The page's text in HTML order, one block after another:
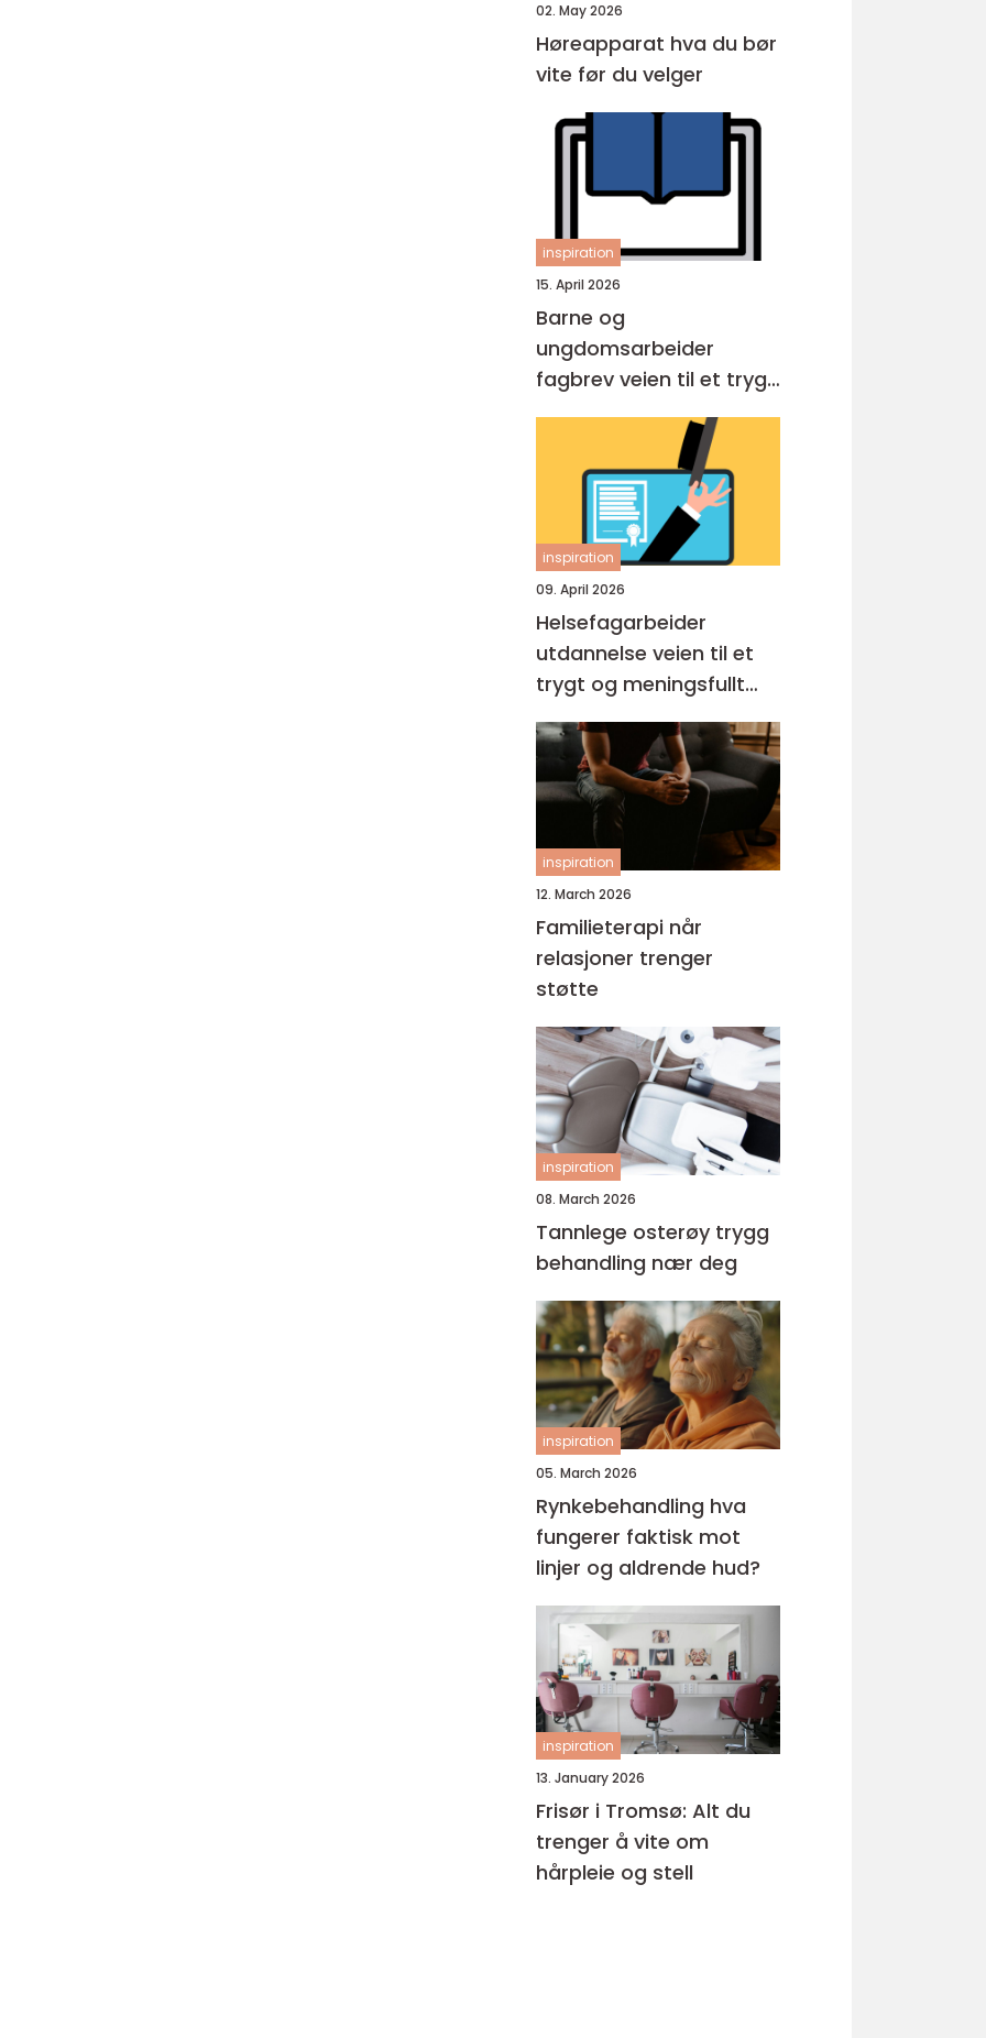
02. May 2026
Høreapparat hva du bør
vite før du velger
inspiration
15. April 2026
Barne og
ungdomsarbeider
fagbrev veien til et trygt
yrke med mening
inspiration
09. April 2026
Helsefagarbeider
utdannelse veien til et
trygt og meningsfullt
yrke
inspiration
12. March 2026
Familieterapi når
relasjoner trenger
støtte
inspiration
08. March 2026
Tannlege osterøy trygg
behandling nær deg
inspiration
05. March 2026
Rynkebehandling hva
fungerer faktisk mot
linjer og aldrende hud?
inspiration
13. January 2026
Frisør i Tromsø: Alt du
trenger å vite om
hårpleie og stell